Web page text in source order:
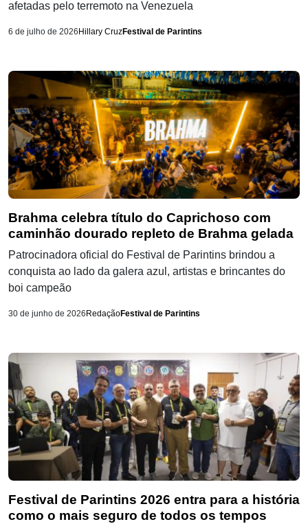
afetadas pelo terremoto na Venezuela
6 de julho de 2026 Hillary CruzFestival de Parintins
Brahma celebra título do Caprichoso com
caminhão dourado repleto de Brahma gelada
Patrocinadora oficial do Festival de Parintins brindou a
conquista ao lado da galera azul, artistas e brincantes do
boi campeão
30 de junho de 2026 RedaçãoFestival de Parintins
Festival de Parintins 2026 entra para a história
como o mais seguro de todos os tempos